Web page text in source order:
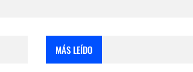
MÁS LEÍDO